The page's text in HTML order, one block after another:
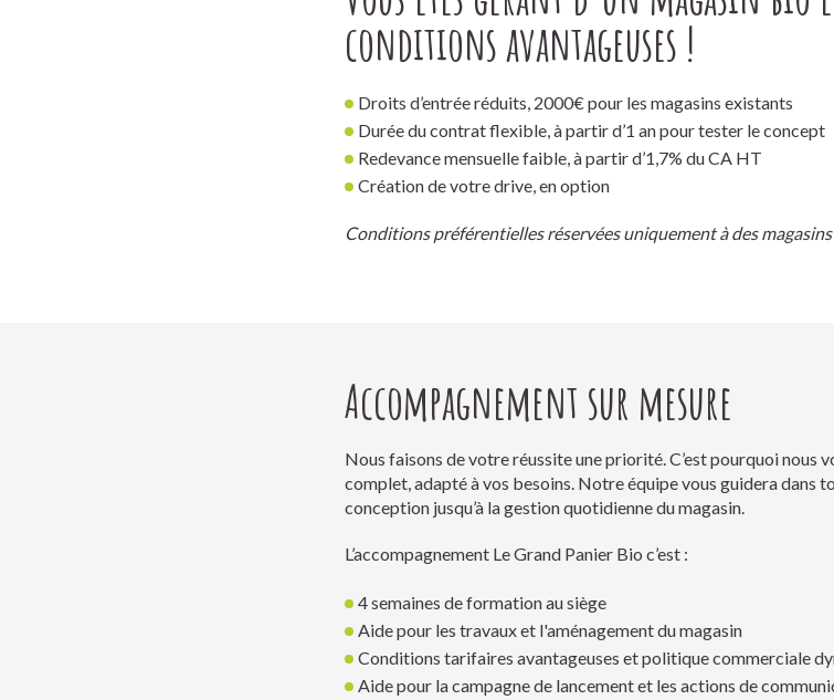
conditions avantageuses !
Droits d’entrée réduits, 2000€ pour les magasins existants
Durée du contrat flexible, à partir d’1 an pour tester le concept
Redevance mensuelle faible, à partir d’1,7% du CA HT
Création de votre drive, en option
Conditions préférentielles réservées uniquement à des
Accompagnement sur mesure
Nous faisons de votre réussite une priorité. C’est pourquoi nous
complet, adapté à vos besoins. Notre équipe vous guidera dans
conception jusqu’à la gestion quotidienne du magasin.
L’accompagnement Le Grand Panier Bio c’est :
4 semaines de formation au siège
Aide pour les travaux et l'aménagement du magasin
Conditions tarifaires avantageuses et politique commerciale
Aide pour la campagne de lancement et les actions de